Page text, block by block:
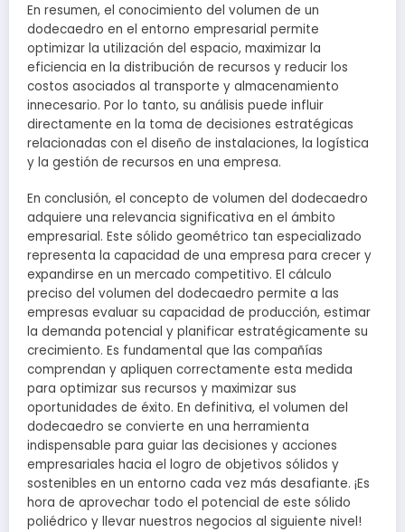
En resumen, el conocimiento del volumen de un
dodecaedro en el entorno empresarial permite
optimizar la utilización del espacio, maximizar la
eficiencia en la distribución de recursos y reducir los
costos asociados al transporte y almacenamiento
innecesario. Por lo tanto, su análisis puede influir
directamente en la toma de decisiones estratégicas
relacionadas con el diseño de instalaciones, la logística
y la gestión de recursos en una empresa.
En conclusión, el concepto de volumen del dodecaedro
adquiere una relevancia significativa en el ámbito
empresarial. Este sólido geométrico tan especializado
representa la capacidad de una empresa para crecer y
expandirse en un mercado competitivo. El cálculo
preciso del volumen del dodecaedro permite a las
empresas evaluar su capacidad de producción, estimar
la demanda potencial y planificar estratégicamente su
crecimiento. Es fundamental que las compañías
comprendan y apliquen correctamente esta medida
para optimizar sus recursos y maximizar sus
oportunidades de éxito. En definitiva, el volumen del
dodecaedro se convierte en una herramienta
indispensable para guiar las decisiones y acciones
empresariales hacia el logro de objetivos sólidos y
sostenibles en un entorno cada vez más desafiante. ¡Es
hora de aprovechar todo el potencial de este sólido
poliédrico y llevar nuestros negocios al siguiente nivel!